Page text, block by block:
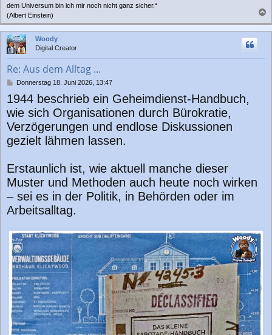
dem Universum bin ich mir noch nicht ganz sicher.“
(Albert Einstein)
a
c
Woody
Digital Creator
Re: Aus dem Alltag ...
B
i
t
r
a
Donnerstag 18. Juni 2026, 13:47
1944 beschrieb ein Geheimdienst-Handbuch,
wie sich Organisationen durch Bürokratie,
Verzögerungen und endlose Diskussionen
gezielt lähmen lassen.
Erstaunlich ist, wie aktuell manche dieser
Muster und Methoden auch heute noch wirken
– sei es in der Politik, in Behörden oder im
Arbeitsalltag.